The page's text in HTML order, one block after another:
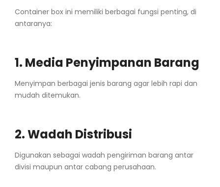
Container box ini memiliki berbagai fungsi penting, di
antaranya:
1. Media Penyimpanan Barang
Menyimpan berbagai jenis barang agar lebih rapi dan
mudah ditemukan.
2. Wadah Distribusi
Digunakan sebagai wadah pengiriman barang antar
divisi maupun antar cabang perusahaan.